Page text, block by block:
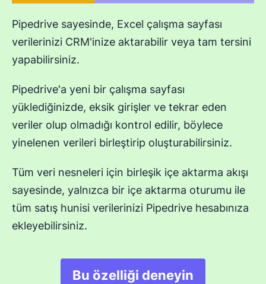
Pipedrive sayesinde, Excel çalışma sayfası
verilerinizi CRM'inize aktarabilir veya tam tersini
yapabilirsiniz.
Pipedrive'a yeni bir çalışma sayfası
yüklediğinizde, eksik girişler ve tekrar eden
veriler olup olmadığı kontrol edilir, böylece
yinelenen verileri birleştirip oluşturabilirsiniz.
Tüm veri nesneleri için birleşik içe aktarma akışı
sayesinde, yalnızca bir içe aktarma oturumu ile
tüm satış hunisi verilerinizi Pipedrive hesabınıza
ekleyebilirsiniz.
Bu özelliği deneyin